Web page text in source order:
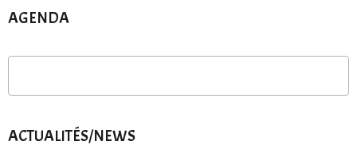
AGENDA
ACTUALITÉS/NEWS